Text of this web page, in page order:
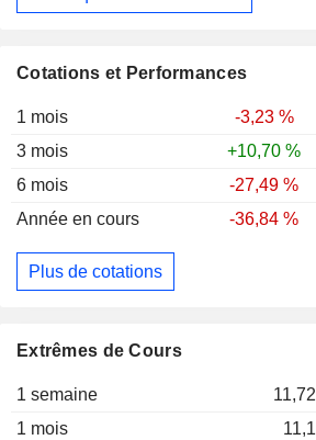
Cotations et Performances
1 mois
-3,23 %
3 mois
+10,70 %
6 mois
-27,49 %
Année en cours
-36,84 %
Plus de cotations
Extrêmes de Cours
1 semaine 11,72
1 mois
11,1